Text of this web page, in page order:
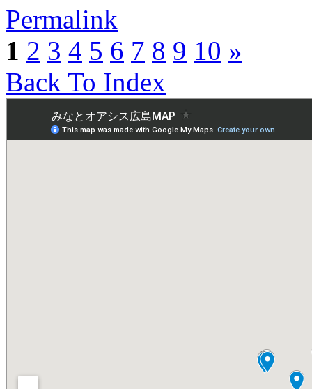
Permalink
1 2 3 4 5 6 7 8 9 10 »
Back To Index